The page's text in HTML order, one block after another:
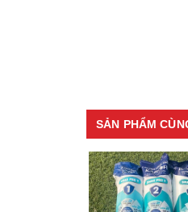
SẢN PHẨM